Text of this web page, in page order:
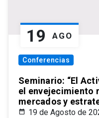
19 AGO
Conferencias
Seminario: “El
el envejecimiento
mercados y
19 de Agosto de